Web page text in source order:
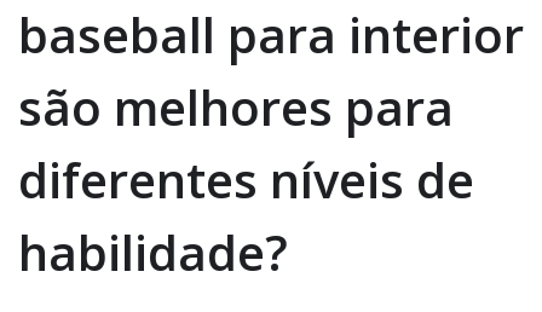
baseball para interior
são melhores para
diferentes níveis de
habilidade?